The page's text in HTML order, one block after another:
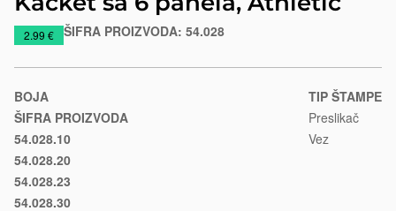
https://www.macinkovic.rs/reklamni-
6-
panela-
athletic
2.99 € ŠIFRA PROIZVODA: 54.028
BOJA
ŠIFRA PROIZVODA
Crna
54.028.10
Plava
54.028.20
Rojal
plava
54.028.23
Crvena
54.028.30
TIP ŠTAMPE
Preslikač
Vez